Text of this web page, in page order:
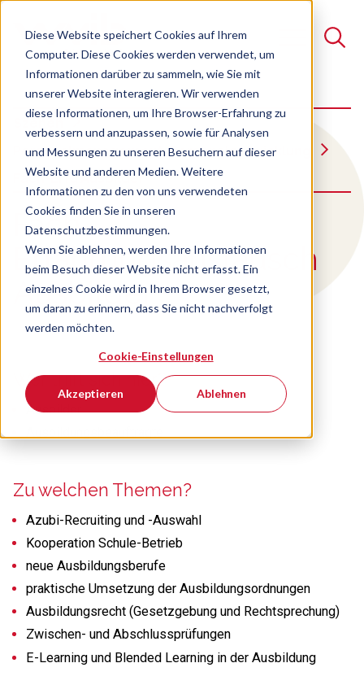
Diese Website speichert Cookies auf Ihrem
Computer. Diese Cookies werden verwendet, um
Informationen darüber zu sammeln, wie Sie mit
unserer Website interagieren. Wir verwenden
diese Informationen, um Ihre Browser-Erfahrung zu
verbessern und anzupassen, sowie für Analysen
und Messungen zu unseren Besuchern auf dieser
Website und anderen Medien. Weitere
Informationen zu den von uns verwendeten
Cookies finden Sie in unseren
Datenschutzbestimmungen.
Wenn Sie ablehnen, werden Ihre Informationen
beim Besuch dieser Website nicht erfasst. Ein
einzelnes Cookie wird in Ihrem Browser gesetzt,
um daran zu erinnern, dass Sie nicht nachverfolgt
werden möchten.
Cookie-Einstellungen
Akzeptieren Ablehnen
Suche
Es gibt keine Vorschläge, da das Suchfeld leer ist.
Personalmanagement, Personalentwicklung
Fach-Erfa Ausbilder
Fach-
Erfahrungsaustausch
Ausbilder
Wer trifft sich hier?
Ausbilder
Zu welchen Themen?
Azubi-Recruiting und -Auswahl
Kooperation Schule-Betrieb
neue Ausbildungsberufe
praktische Umsetzung der Ausbildungsordnungen
Ausbildungsrecht (Gesetzgebung und Rechtsprechung)
Zwischen- und Abschlussprüfungen
E-Learning und Blended Learning in der Ausbildung